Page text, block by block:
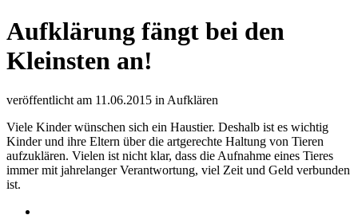
Aufklärung fängt bei den
Kleinsten an!
veröffentlicht am 11.06.2015 in Aufklären
Viele Kinder wünschen sich ein Haustier. Deshalb ist es wichtig
Kinder und ihre Eltern über die artgerechte Haltung von Tieren
aufzuklären. Vielen ist nicht klar, dass die Aufnahme eines Tieres
immer mit jahrelanger Verantwortung, viel Zeit und Geld verbunden
ist.